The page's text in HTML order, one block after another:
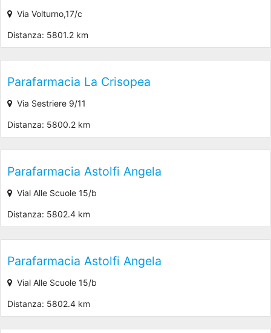
Via Volturno,17/c
Distanza: 5801.2 km
Parafarmacia La Crisopea
Via Sestriere 9/11
Distanza: 5800.2 km
Parafarmacia Astolfi Angela
Vial Alle Scuole 15/b
Distanza: 5802.4 km
Parafarmacia Astolfi Angela
Vial Alle Scuole 15/b
Distanza: 5802.4 km